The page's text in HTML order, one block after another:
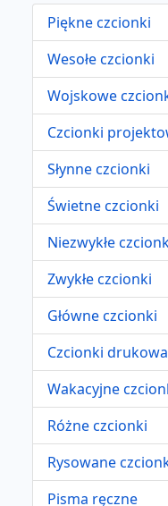
Piękne czcionki
Wesołe czcionki
Wojskowe
Czcionki
Słynne czcionki
Świetne czcionki
Niezwykłe
Zwykłe czcionki
Główne czcionki
Czcionki
Wakacyjne
Różne czcionki
Rysowane
Pisma ręczne